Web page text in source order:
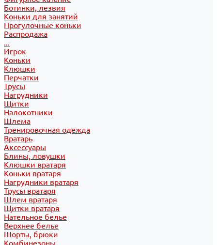
Ботинки, лезвия
Коньки для занятий
Прогулочные коньки
Распродажа
...
Игрок
Коньки
Клюшки
Перчатки
Трусы
Нагрудники
Щитки
Налокотники
Шлема
Тренировочная одежда
Вратарь
Аксессуары
Блины, ловушки
Клюшки вратаря
Коньки вратаря
Нагрудники вратаря
Трусы вратаря
Шлем вратаря
Щитки вратаря
Нательное белье
Верхнее белье
Шорты, брюки
Комбинезоны